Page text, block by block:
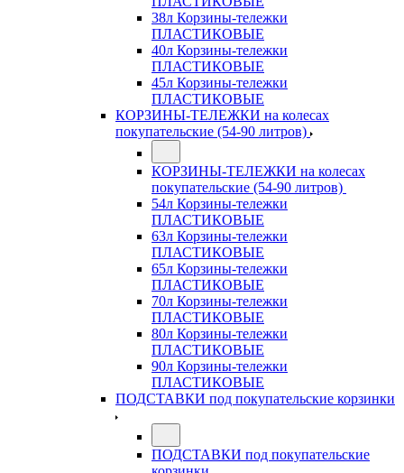
38л Корзины-тележки
ПЛАСТИКОВЫЕ
40л Корзины-тележки
ПЛАСТИКОВЫЕ
45л Корзины-тележки
ПЛАСТИКОВЫЕ
КОРЗИНЫ-ТЕЛЕЖКИ на колесах
покупательские (54-90 литров)
КОРЗИНЫ-ТЕЛЕЖКИ на колесах
покупательские (54-90 литров)
54л Корзины-тележки
ПЛАСТИКОВЫЕ
63л Корзины-тележки
ПЛАСТИКОВЫЕ
65л Корзины-тележки
ПЛАСТИКОВЫЕ
70л Корзины-тележки
ПЛАСТИКОВЫЕ
80л Корзины-тележки
ПЛАСТИКОВЫЕ
90л Корзины-тележки
ПЛАСТИКОВЫЕ
ПОДСТАВКИ под покупательские корзинки
ПОДСТАВКИ под покупательские